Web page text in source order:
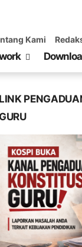
Kami
LINK
GURU